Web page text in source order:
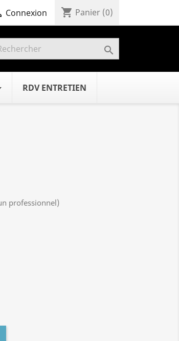
Connexion shopping_cart Panier (0)

RDV ENTRETIEN
professionnel)